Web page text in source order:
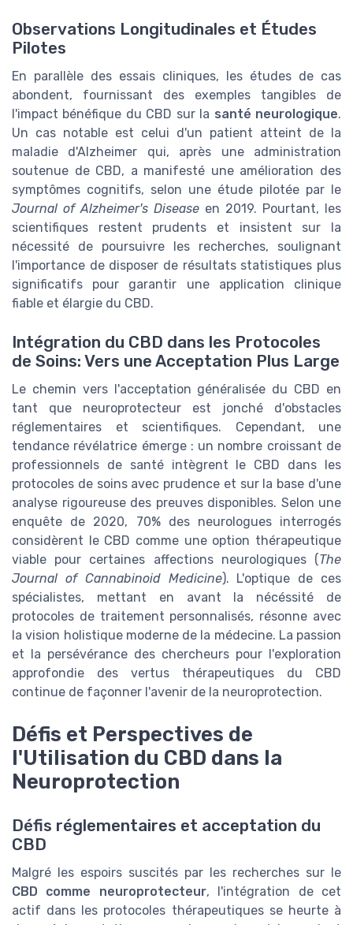
Observations Longitudinales et Études
Pilotes
En parallèle des essais cliniques, les études de cas
abondent, fournissant des exemples tangibles de
l'impact bénéfique du CBD sur la santé neurologique.
Un cas notable est celui d'un patient atteint de la
maladie d'Alzheimer qui, après une administration
soutenue de CBD, a manifesté une amélioration des
symptômes cognitifs, selon une étude pilotée par le
Journal of Alzheimer's Disease en 2019. Pourtant, les
scientifiques restent prudents et insistent sur la
nécessité de poursuivre les recherches, soulignant
l'importance de disposer de résultats statistiques plus
significatifs pour garantir une application clinique
fiable et élargie du CBD.
Intégration du CBD dans les Protocoles
de Soins: Vers une Acceptation Plus Large
Le chemin vers l'acceptation généralisée du CBD en
tant que neuroprotecteur est jonché d'obstacles
réglementaires et scientifiques. Cependant, une
tendance révélatrice émerge : un nombre croissant de
professionnels de santé intègrent le CBD dans les
protocoles de soins avec prudence et sur la base d'une
analyse rigoureuse des preuves disponibles. Selon une
enquête de 2020, 70% des neurologues interrogés
considèrent le CBD comme une option thérapeutique
viable pour certaines affections neurologiques (The
Journal of Cannabinoid Medicine). L'optique de ces
spécialistes, mettant en avant la nécéssité de
protocoles de traitement personnalisés, résonne avec
la vision holistique moderne de la médecine. La passion
et la persévérance des chercheurs pour l'exploration
approfondie des vertus thérapeutiques du CBD
continue de façonner l'avenir de la neuroprotection.
Défis et Perspectives de
l'Utilisation du CBD dans la
Neuroprotection
Défis réglementaires et acceptation du
CBD
Malgré les espoirs suscités par les recherches sur le
CBD comme neuroprotecteur, l'intégration de cet
actif dans les protocoles thérapeutiques se heurte à